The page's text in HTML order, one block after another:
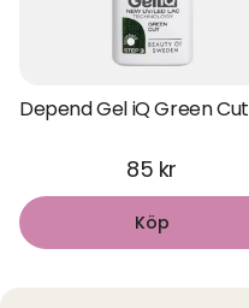
Depend Gel iQ Green Cut
85 kr
Köp